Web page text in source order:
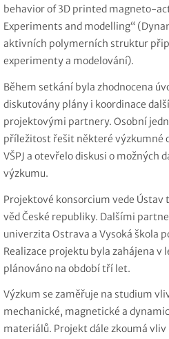
behavior of 3D printed magneto-
Experiments and modelling“
aktivních polymerních struktur
experimenty a modelování).
Během setkání byla zhodnocena
diskutovány plány i koordinace
projektovými partnery. Osobní
příležitost řešit některé výzkumné
VŠPJ a otevřelo diskusi o možných
výzkumu.
Projektové konsorcium vede
věd České republiky. Dalšími
univerzita Ostrava a Vysoká škola
Realizace projektu byla zahájena v
plánováno na období tří let.
Výzkum se zaměřuje na studium
mechanické, magnetické a
materiálů. Projekt dále zkoumá